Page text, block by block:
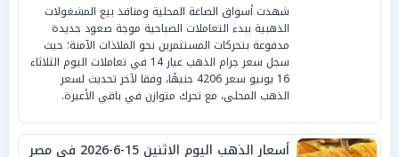
شهدت أسواق الصاغة المحلية ومنافذ بيع المشغولات
الذهبية ببدء التعاملات الصباحية موجة صعود جديدة
مدفوعة بتحركات المستثمرين نحو الملاذات الآمنة؛ حيث
سجل سعر جرام الذهب عيار 14 في تعاملات اليوم الثلاثاء
16 يونيو سعر 4206 جنيهًا، وفقا لآخر تحديث لسعر
الذهب المحلى، مع تحرك متوازن في باقي الأعيرة.
أسعار الذهب اليوم الاثنين 15-6-2026 في مصر